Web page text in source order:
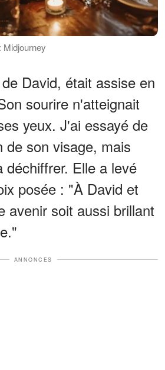
Midjourney
David, était assise en
sourire n'atteignait
yeux. J'ai essayé de
de son visage, mais
déchiffrer. Elle a levé
posée : "À David et
avenir soit aussi brillant
ANNONCES